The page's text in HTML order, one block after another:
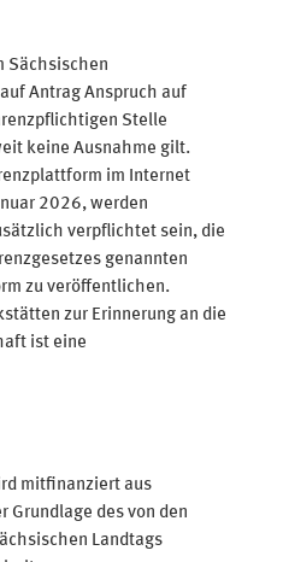
Sächsischen
Antrag Anspruch auf
Stelle
keine Ausnahme gilt.
im Internet
2026, werden
verpflichtet sein, die
genannten
zu veröffentlichen.
zur Erinnerung an die
ist eine
mitfinanziert aus
Grundlage des von den
Landtags